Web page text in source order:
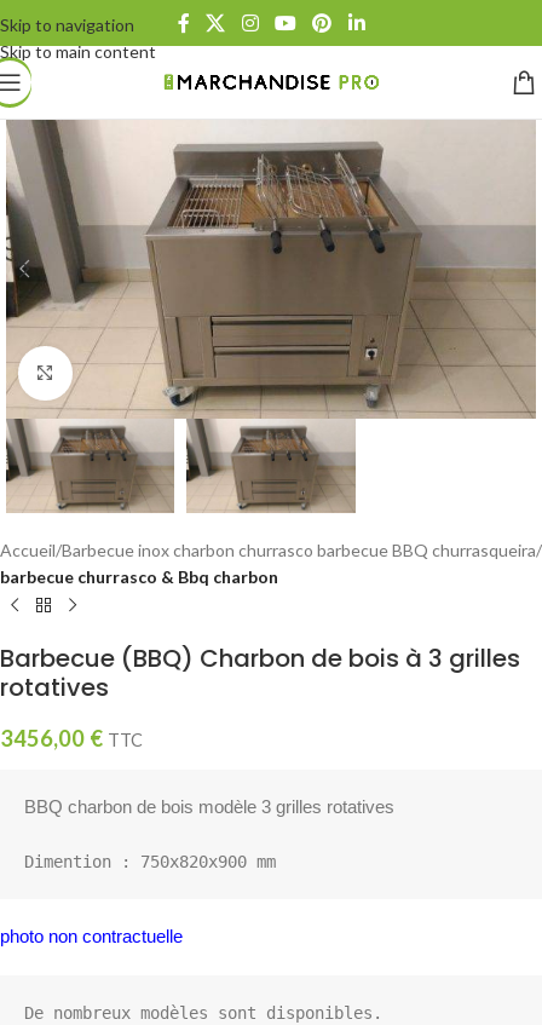
Skip to navigation
Skip to main content
Click to enlarge
Accueil Barbecue inox charbon churrasco barbecue BBQ churrasqueira
barbecue churrasco & Bbq charbon
Barbecue (BBQ) Charbon de bois à 3 grilles
rotatives
3456,00 € TTC
BBQ charbon de bois modèle 3 grilles rotatives
Dimention : 750x820x900 mm
photo non contractuelle
De nombreux modèles sont disponibles.